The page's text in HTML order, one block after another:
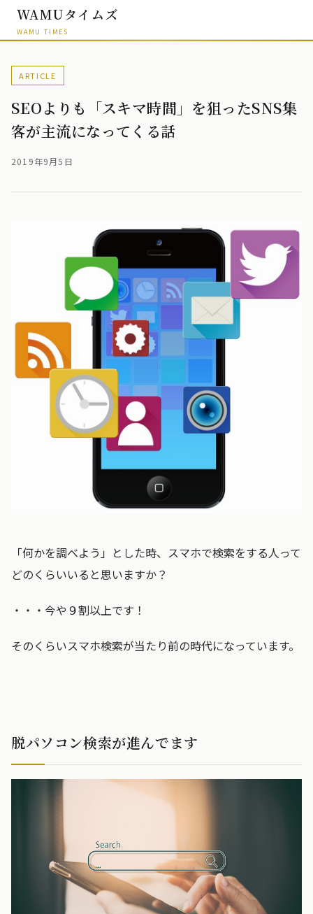
WAMUタイムズ
WAMU TIMES
ARTICLE
SEOよりも「スキマ時間」を狙ったSNS集
客が主流になってくる話
2019年9月5日
「何かを調べよう」とした時、スマホで検索をする人って
どのくらいいると思いますか？
・・・今や９割以上です！
そのくらいスマホ検索が当たり前の時代になっています。
脱パソコン検索が進んでます